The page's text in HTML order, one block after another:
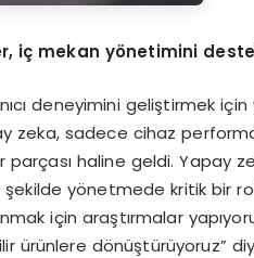
iç mekan yönetimini
deneyimini geliştirmek
zeka, sadece cihaz
parçası haline geldi. Yapay
şekilde yönetmede kritik bir
için araştırmalar
ürünlere dönüştürüyoruz”